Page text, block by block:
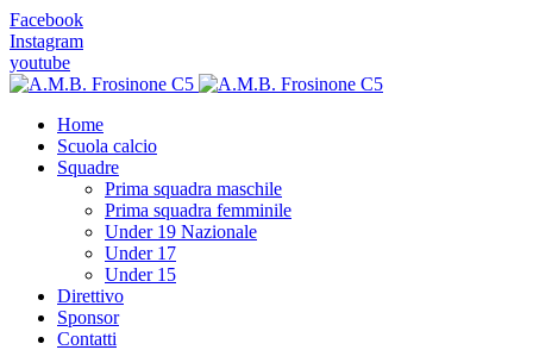
Facebook
Instagram
youtube
Home
Scuola calcio
Squadre
Prima squadra maschile
Prima squadra femminile
Under 19 Nazionale
Under 17
Under 15
Direttivo
Sponsor
Contatti